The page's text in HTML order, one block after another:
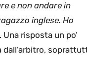
e non andare in
inglese. Ho
. Una risposta un po’